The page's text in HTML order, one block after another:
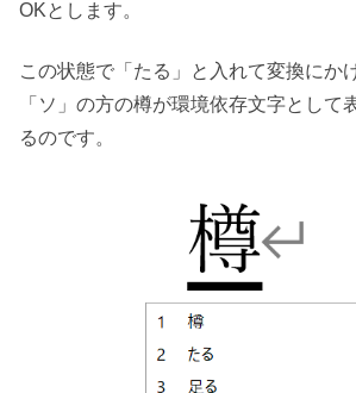
OKとします。
この状態で「たる」と入れて変換にか
「ソ」の方の樽が環境依存文字として
るのです。